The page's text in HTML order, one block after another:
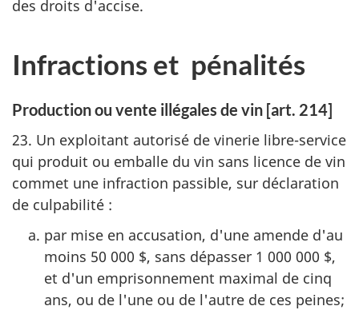
des droits d'accise.
Infractions et pénalités
Production ou vente illégales de vin [art. 214]
23. Un exploitant autorisé de vinerie libre-service
qui produit ou emballe du vin sans licence de vin
commet une infraction passible, sur déclaration
de culpabilité :
par mise en accusation, d'une amende d'au
moins 50 000 $, sans dépasser 1 000 000 $,
et d'un emprisonnement maximal de cinq
ans, ou de l'une ou de l'autre de ces peines;